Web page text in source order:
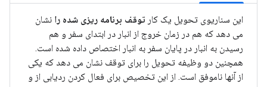
این سناریوی تحویل یک کار توقف برنامه ریزی شده را نشان
می دهد که هم در زمان خروج از انبار در ابتدای سفر و هم
رسیدن به انبار در پایان سفر به انبار اختصاص داده شده است.
همچنین دو وظیفه تحویل را برای توقف نشان می دهد که یکی
از آنها ناموفق است. از این تخصیص برای فعال کردن ردیابی از و